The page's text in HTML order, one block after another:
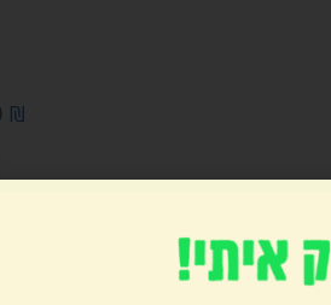
₪
אני מסכים ל